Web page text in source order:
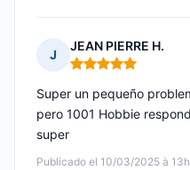
J
JEAN PIERRE H.
Nota: 5 de 5
Publicado el 10/03/2025 à
Super un pequeño
pero 1001 Hobbie
super